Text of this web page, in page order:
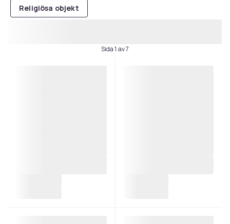
Religiösa objekt
Sida 1 av 7